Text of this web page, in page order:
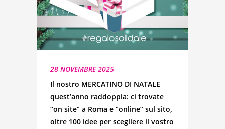
28 NOVEMBRE 2025
Il nostro MERCATINO DI NATALE
quest’anno raddoppia: ci trovate
“on site” a Roma e “online” sul sito,
oltre 100 idee per scegliere il vostro